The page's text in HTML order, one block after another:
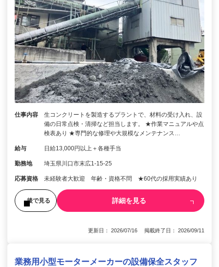
仕事内容
生コンクリートを製造するプラントで、材料の受け入れ、設
備の日常点検・清掃など担当します。 ★作業マニュアルや点
検表あり ★専門的な修理や大規模なメンテナンス…
給与 日給13,000円以上＋各種手当
勤務地 埼玉県川口市末広1-15-25
応募資格 未経験者大歓迎 年齢・資格不問 ★60代の採用実績あり
後で見る 詳細を見る
更新日： 2026/07/16 掲載終了日： 2026/09/11
業務用小型モーターメーカーの設備保全スタッフ